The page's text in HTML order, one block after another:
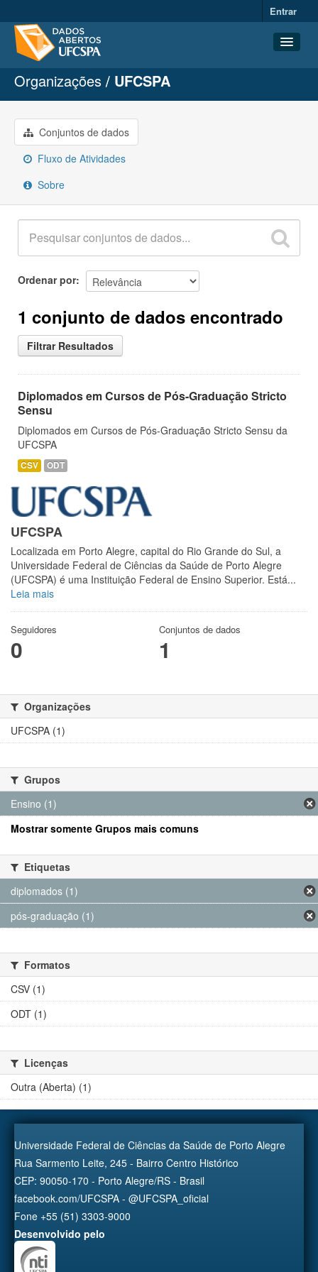
Entrar
Conjuntos de dados
Organizações
Grupos
Sobre
Organizações UFCSPA
Conjuntos de dados
Fluxo de Atividades
Sobre
Ordenar por
1 conjunto de dados encontrado
Filtrar Resultados
Diplomados em Cursos de Pós-Graduação Stricto
Sensu
Diplomados em Cursos de Pós-Graduação Stricto Sensu da
UFCSPA
CSV ODT
UFCSPA
Localizada em Porto Alegre, capital do Rio Grande do Sul, a
Universidade Federal de Ciências da Saúde de Porto Alegre
(UFCSPA) é uma Instituição Federal de Ensino Superior. Está...
Leia mais
Seguidores
0
Conjuntos de dados
1
Organizações
UFCSPA (1)
Grupos
Ensino (1)
Mostrar somente Grupos mais comuns
Etiquetas
diplomados (1)
pós-graduação (1)
Formatos
CSV (1)
ODT (1)
Licenças
Outra (Aberta) (1)
Universidade Federal de Ciências da Saúde de Porto Alegre
Rua Sarmento Leite, 245 - Bairro Centro Histórico
CEP: 90050-170 - Porto Alegre/RS - Brasil
facebook.com/UFCSPA - @UFCSPA_oficial
Fone +55 (51) 3303-9000
Desenvolvido pelo